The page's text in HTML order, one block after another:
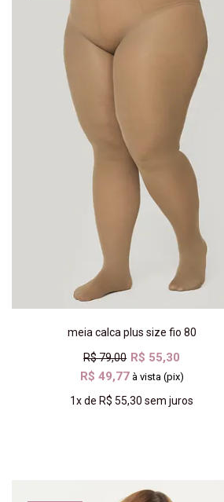
meia calca plus size fio 80
R$ 79,00 R$ 55,30
R$ 49,77 à vista (pix)
1xde R$ 55,30 sem juros